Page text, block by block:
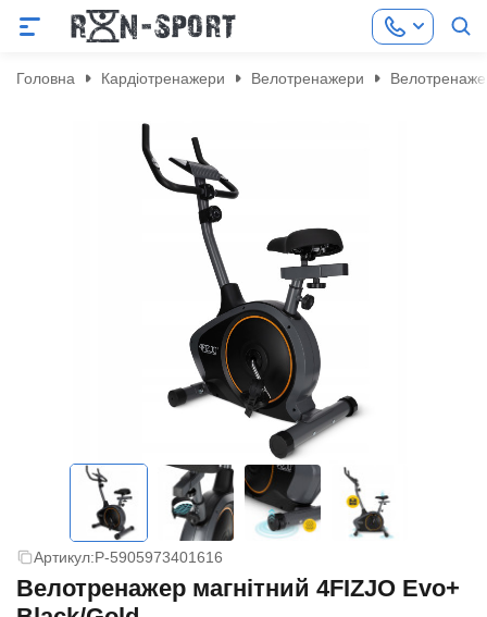
Головна Кардіотренажери Велотренажери
Артикул:P-5905973401616
Велотренажер магнітний 4FIZJO Evo+